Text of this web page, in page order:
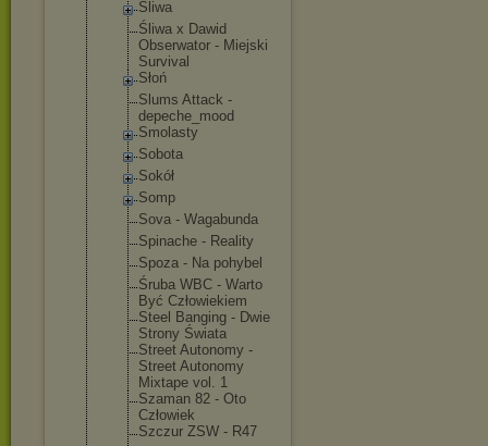
Śliwa
Śliwa x Dawid
Obserwator - Miejski
Survival
Słoń
Slums Attack -
depeche_mood
Smolasty
Sobota
Sokół
Somp
Sova - Wagabunda
Spinache - Reality
Spoza - Na pohybel
Śruba WBC - Warto
Być Człowiekiem
Steel Banging - Dwie
Strony Świata
Street Autonomy -
Street Autonomy
Mixtape vol. 1
Szaman 82 - Oto
Człowiek
Szczur ZSW - R47